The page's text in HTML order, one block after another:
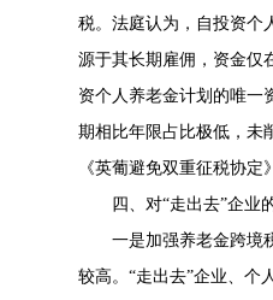
税。法庭认为，自投资个
源于其长期雇佣，资金仅
资个人养老金计划的唯一
期相比年限占比极低，未
《英葡避免双重征税协
四、对“走出去”企业
一是加强养老金跨境
较高。“走出去”企业、个